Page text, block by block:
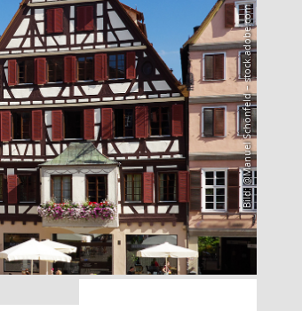
Bild: @Manuel Schönfeld – stock.adobe.com